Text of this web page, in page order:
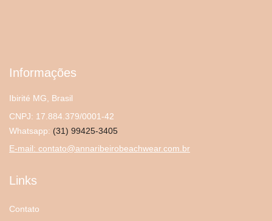
Informações
Ibirité MG, Brasil
CNPJ: 17.884.379/0001-42
Whatsapp: (31) 99425-3405
E-mail: contato@annaribeirobeachwear.com.br
Links
Contato